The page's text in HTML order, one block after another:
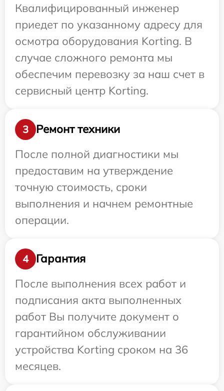
Квалифицированный инженер
приедет по указанному адресу для
осмотра оборудования Korting. В
случае сложного ремонта мы
обеспечим перевозку за наш счет в
сервисный центр Korting.
3
Ремонт техники
После полной диагностики мы
предоставим на утверждение
точную стоимость, сроки
выполнения и начнем ремонтные
операции.
4
Гарантия
После выполнения всех работ и
подписания акта выполненных
работ Вы получите документ о
гарантийном обслуживании
устройства Korting сроком на 36
месяцев.